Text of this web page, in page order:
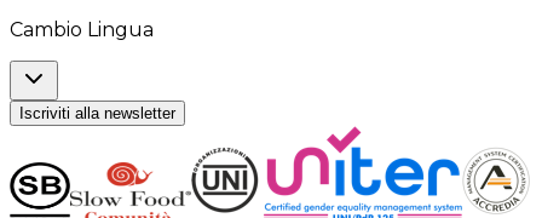
Cambio Lingua
Iscriviti alla newsletter